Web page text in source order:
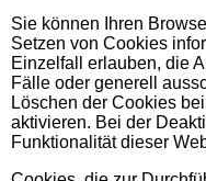
Sie können Ihren
Setzen von Cookies
Einzelfall erlauben, die
Fälle oder generell
Löschen der Cookies
aktivieren. Bei der
Funktionalität dieser